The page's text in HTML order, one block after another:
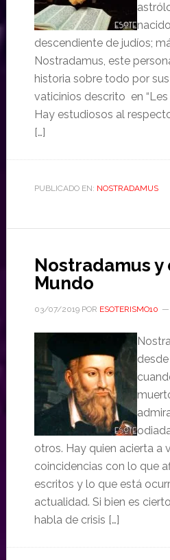
descendiente de judíos;
Nostradamus, este
historia sobre todo por
vaticinios descrito en “Les
Hay estudiosos al
[…]
PUBLICADO EN: NOSTRADAMUS
Nostradamus
Mundo
03/07/2019POR ESOTERISMO10
otros. Hay quien acierta a
coincidencias con lo que
escritos y lo que está
actualidad. Si bien es
habla de crisis […]